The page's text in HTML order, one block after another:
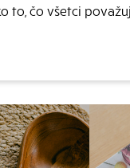
to, čo všetci